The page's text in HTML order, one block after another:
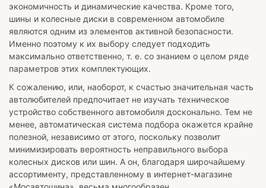
экономичность и динамические качества. Кроме того,
шины и колесные диски в современном автомобиле
являются одним из элементов активной безопасности.
Именно поэтому к их выбору следует подходить
максимально ответственно, т. е. со знанием о целом ряде
параметров этих комплектующих.
К сожалению, или, наоборот, к счастью значительная часть
автолюбителей предпочитает не изучать техническое
устройство собственного автомобиля досконально. Тем не
менее, автоматическая система подбора окажется крайне
полезной, независимо от этого, поскольку позволит
минимизировать вероятность неправильного выбора
колесных дисков или шин. А он, благодаря широчайшему
ассортименту, представленному в интернет-магазине